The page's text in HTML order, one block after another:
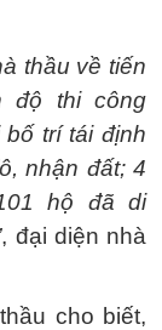
thầu về tiến
độ thi công
trí tái định
nhận đất; 4
hộ đã di
, đại diện nhà
cho biết,